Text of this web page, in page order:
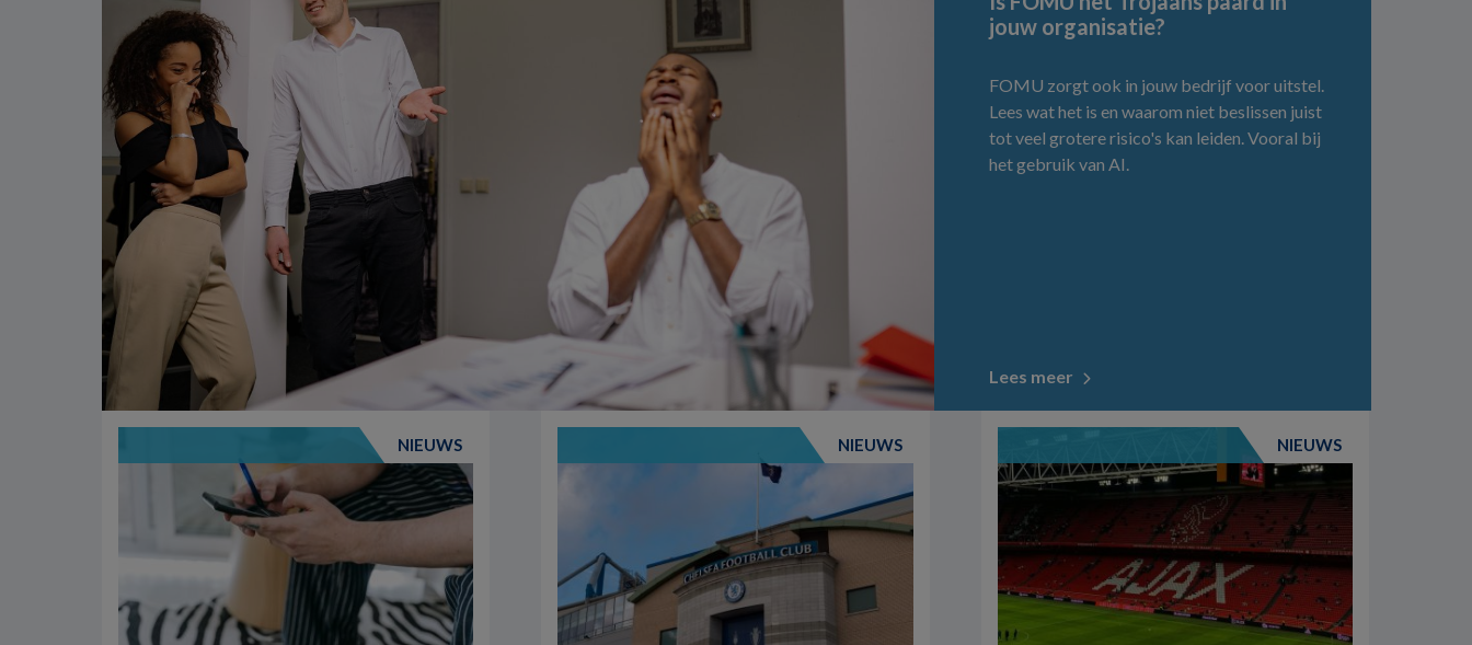
jouw organisatie?
FOMU zorgt ook in jouw bedrijf voor uitstel.
Lees wat het is en waarom niet beslissen juist
tot veel grotere risico's kan leiden. Vooral bij
het gebruik van AI.
Lees meer
NIEUWS NIEUWS NIEUWS